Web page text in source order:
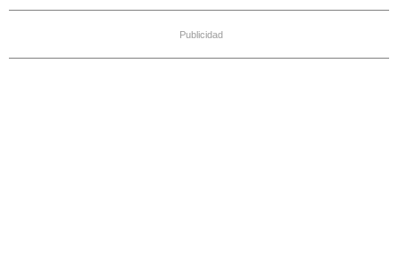
Publicidad